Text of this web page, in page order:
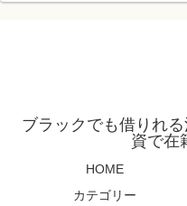
ブラックでも借りれ
資で在
HOME
カテゴリー